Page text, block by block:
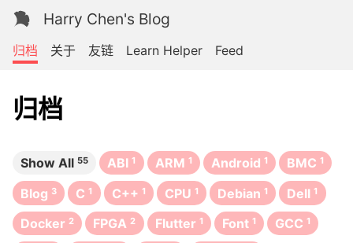
Harry Chen's Blog
归档 关于 友链 Learn Helper Feed
归档
Show All 55 ABI 1 ARM 1 Android 1 BMC 1
Blog 3 C 1 C++ 1 CPU 1 Debian 1 Dell 1
Docker 2 FPGA 2 Flutter 1 Font 1 GCC 1